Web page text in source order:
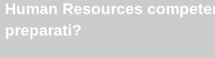
Human Resources
preparati?